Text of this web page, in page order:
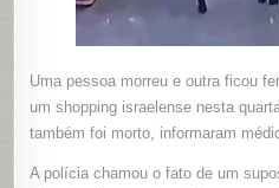
Uma pessoa morreu e outra ficou
um shopping israelense nesta
também foi morto, informaram
A polícia chamou o fato de um